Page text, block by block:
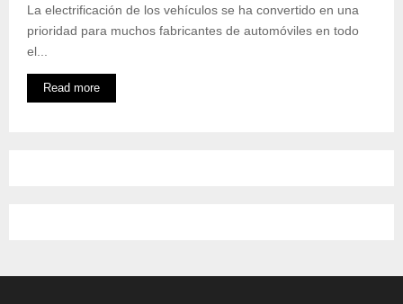
La electrificación de los vehículos se ha convertido en una
prioridad para muchos fabricantes de automóviles en todo
el...
Read more